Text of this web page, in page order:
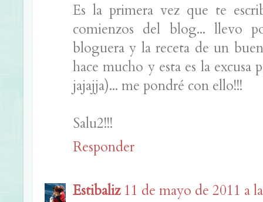
Es la primera vez que te
comienzos del blog... llevo
bloguera y la receta de un
hace mucho y esta es la excusa
jajajja)... me pondré con ello!!!
Salu2!!!
Responder
Estibaliz 11 de mayo de 2011 a